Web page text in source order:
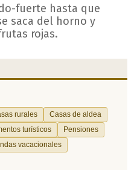
fuerte hasta que
saca del horno y
rojas.